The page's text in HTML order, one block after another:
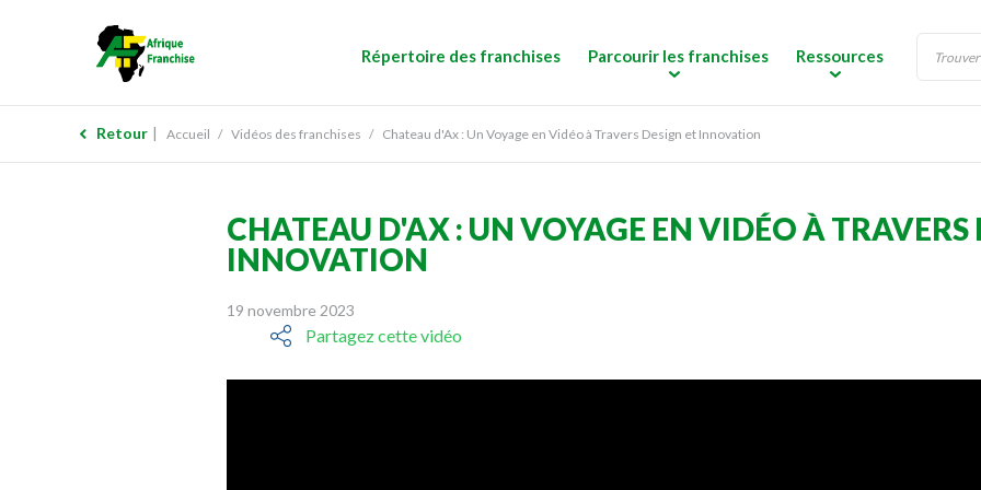
Répertoire des franchises Parcourir les franchises Ressources
Retour Accueil Vidéos des franchises Chateau d'Ax : Un Voyage en Vidéo à Travers Design et Innovation
CHATEAU D'AX : UN VOYAGE EN VIDÉO À TRAVERS
INNOVATION
19 novembre 2023
Partagez cette vidéo